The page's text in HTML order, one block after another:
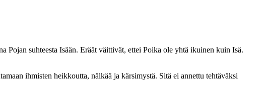
Pojan suhteesta Isään. Eräät väittivät, ettei Poika ole yhtä ikuinen kuin Isä.
ihmisten heikkoutta, nälkää ja kärsimystä. Sitä ei annettu tehtäväksi